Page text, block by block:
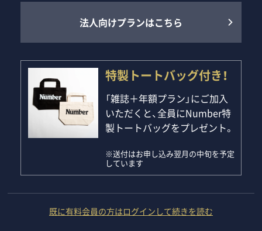
法人向けプランはこちら
特製トートバッグ付き！
「雑誌＋年額プラン」にご加入
いただくと、全員にNumber特
製トートバッグをプレゼント。
※送付はお申し込み翌月の中旬を予定
しています
既に有料会員の方はログインして続きを読む